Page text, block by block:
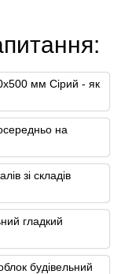
мм Сірий - як
на
зі складів
гладкий
будівельний